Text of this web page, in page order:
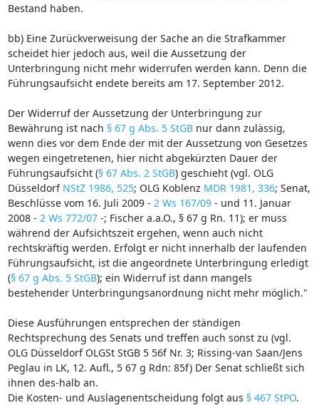
Bestand haben.
bb) Eine Zurückverweisung der Sache an die Strafkammer
scheidet hier jedoch aus, weil die Aussetzung der
Unterbringung nicht mehr widerrufen werden kann. Denn die
Führungsaufsicht endete bereits am 17. September 2012.
Der Widerruf der Aussetzung der Unterbringung zur
Bewährung ist nach § 67 g Abs. 5 StGBnur dann zulässig,
wenn dies vor dem Ende der mit der Aussetzung von Gesetzes
wegen eingetretenen, hier nicht abgekürzten Dauer der
Führungsaufsicht (§ 67 Abs. 2 StGB) geschieht (vgl. OLG
Düsseldorf NStZ 1986, 525; OLG Koblenz MDR 1981, 336; Senat,
Beschlüsse vom 16. Juli 2009 - 2 Ws 167/09- und 11. Januar
2008 - 2 Ws 772/07-; Fischer a.a.O., § 67 g Rn. 11); er muss
während der Aufsichtszeit ergehen, wenn auch nicht
rechtskräftig werden. Erfolgt er nicht innerhalb der laufenden
Führungsaufsicht, ist die angeordnete Unterbringung erledigt
(§ 67 g Abs. 5 StGB); ein Widerruf ist dann mangels
bestehender Unterbringungsanordnung nicht mehr möglich."
Diese Ausführungen entsprechen der ständigen
Rechtsprechung des Senats und treffen auch sonst zu (vgl.
OLG Düsseldorf OLGSt StGB 5 56f Nr. 3; Rissing-van Saan/Jens
Peglau in LK, 12. Aufl., 5 67 g Rdn: 85f) Der Senat schließt sich
ihnen des-halb an.
Die Kosten- und Auslagenentscheidung folgt aus § 467 StPO.